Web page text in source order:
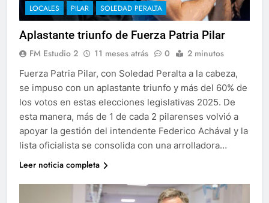
LOCALES PILAR SOLEDAD PERALTA
Aplastante triunfo de Fuerza Patria Pilar
FM Estudio 2 11 meses atrás 0 2 minutos
Fuerza Patria Pilar, con Soledad Peralta a la cabeza,
se impuso con un aplastante triunfo y más del 60% de
los votos en estas elecciones legislativas 2025. De
esta manera, más de 1 de cada 2 pilarenses volvió a
apoyar la gestión del intendente Federico Achával y la
lista oficialista se consolida con una arrolladora…
Leer noticia completa